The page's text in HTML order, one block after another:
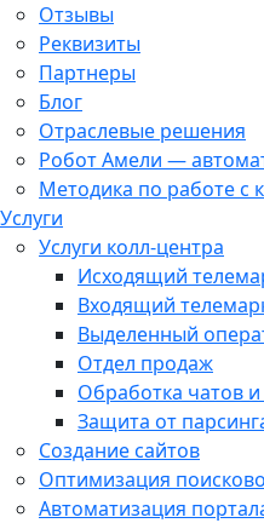
Отзывы
Реквизиты
Партнеры
Блог
Отраслевые решения
Робот Амели —
Методика по работе с
Услуги
Услуги колл-центра
Исходящий
Входящий
Выделенный
Отдел продаж
Обработка чатов
Защита от
Создание сайтов
Оптимизация
Автоматизация